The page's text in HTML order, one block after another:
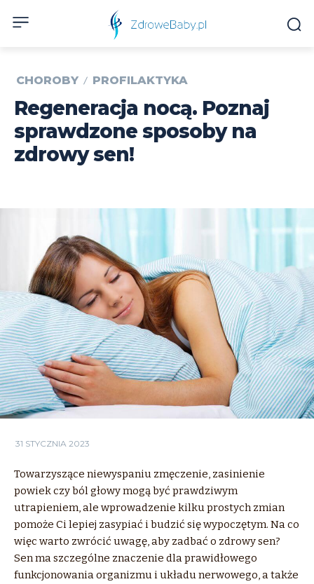
CHOROBY PROFILAKTYKA
Regeneracja nocą. Poznaj
sprawdzone sposoby na
zdrowy sen!
31 STYCZNIA 2023
Towarzyszące niewyspaniu zmęczenie, zasinienie
powiek czy ból głowy mogą być prawdziwym
utrapieniem, ale wprowadzenie kilku prostych zmian
pomoże Ci lepiej zasypiać i budzić się wypoczętym. Na co
więc warto zwrócić uwagę, aby zadbać o zdrowy sen?
Sen ma szczególne znaczenie dla prawidłowego
funkcjonowania organizmu i układu nerwowego, a także